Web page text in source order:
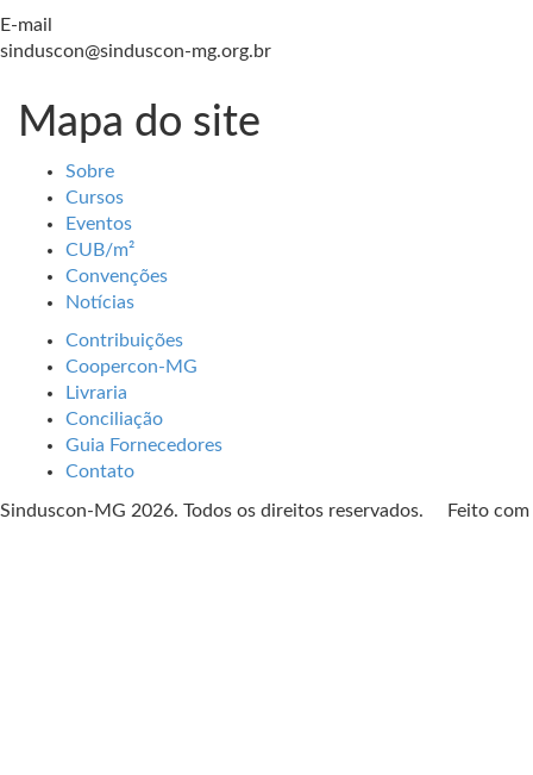
E-mail
sinduscon@sinduscon-mg.org.br
Mapa do site
Sobre
Cursos
Eventos
CUB/m²
Convenções
Notícias
Contribuições
Coopercon-MG
Livraria
Conciliação
Guia Fornecedores
Contato
Sinduscon-MG 2026. Todos os direitos reservados. Feito com